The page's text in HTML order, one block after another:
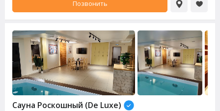
Позвонить
Сауна Роскошный (De Luxe)